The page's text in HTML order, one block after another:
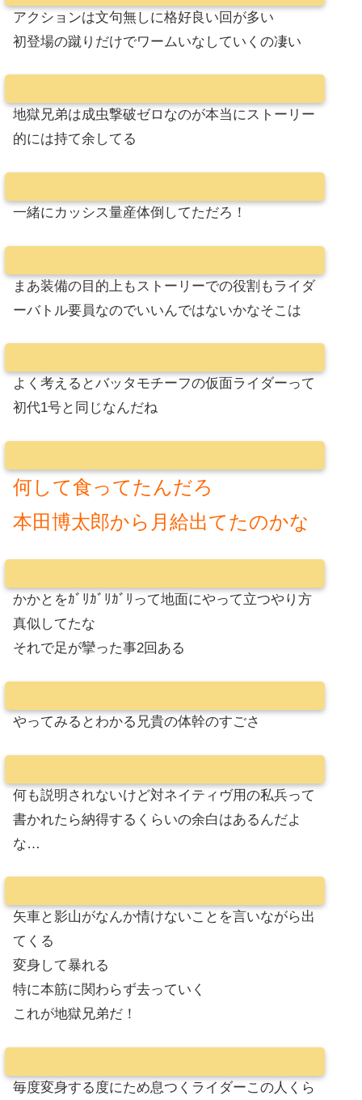
アクションは文句無しに格好良い回が多い
初登場の蹴りだけでワームいなしていくの凄い
地獄兄弟は成虫撃破ゼロなのが本当にストーリー
的には持て余してる
一緒にカッシス量産体倒してただろ！
まあ装備の目的上もストーリーでの役割もライダ
ーバトル要員なのでいいんではないかなそこは
よく考えるとバッタモチーフの仮面ライダーって
初代1号と同じなんだね
何して食ってたんだろ
本田博太郎から月給出てたのかな
かかとをｶﾞﾘｶﾞﾘｶﾞﾘって地面にやって立つやり方
真似してたな
それで足が攣った事2回ある
やってみるとわかる兄貴の体幹のすごさ
何も説明されないけど対ネイティヴ用の私兵って
書かれたら納得するくらいの余白はあるんだよ
な…
矢車と影山がなんか情けないことを言いながら出
てくる
変身して暴れる
特に本筋に関わらず去っていく
これが地獄兄弟だ！
毎度変身する度にため息つくライダーこの人くら